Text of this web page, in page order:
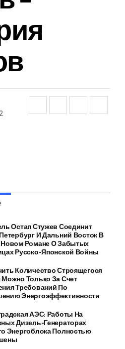
Остап Стужев Соединит
И Дальний Восток В
Романе О Забытых
Русско-Японской Войны
Количество Строящегося
Только За Счет
Требований По
Энергоэффективности
АЭС: Работы На
Дизель-Генераторах
Энергоблока Полностью